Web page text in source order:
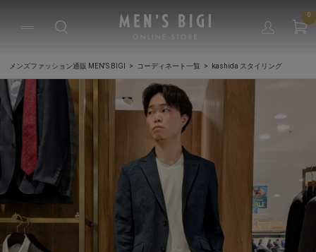
0
メンズファッション通販 MEN'S BIGI コーディネート一覧 kashida スタイリング